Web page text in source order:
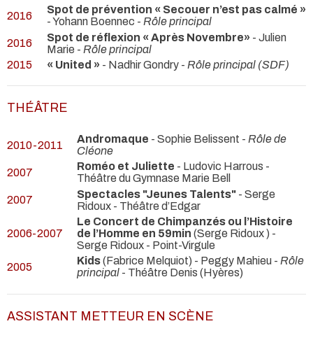
2016
Spot de prévention « Secouer n’est pas calmé »
- Yohann Boennec - Rôle principal
2016
Spot de réflexion « Après Novembre» - Julien
Marie - Rôle principal
2015
« United » - Nadhir Gondry - Rôle principal (SDF)
THÉÂTRE
2010-2011 Andromaque - Sophie Belissent - Rôle de
Cléone
2007
Roméo et Juliette - Ludovic Harrous -
Théâtre du Gymnase Marie Bell
2007
Spectacles "Jeunes Talents" - Serge
Ridoux - Théâtre d’Edgar
2006-2007
Le Concert de Chimpanzés ou l’Histoire
de l’Homme en 59min (Serge Ridoux ) -
Serge Ridoux - Point-Virgule
2005
Kids(Fabrice Melquiot) - Peggy Mahieu - Rôle
principal - Théâtre Denis (Hyères)
ASSISTANT METTEUR EN SCÈNE